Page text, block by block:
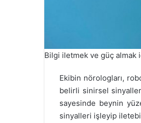
Bilgi iletmek ve güç almak
Ekibin nörologları,
belirli sinirsel
sayesinde beynin
sinyalleri işleyip